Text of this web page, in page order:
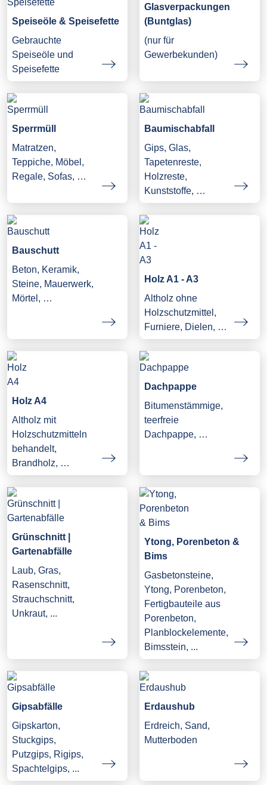
Speiseöle & Speisefette
Gebrauchte
Speiseöle und
Speisefette
Glasverpackungen
(Buntglas)
(nur für
Gewerbekunden)
Sperrmüll
Matratzen,
Teppiche, Möbel,
Regale, Sofas, …
Baumischabfall
Gips, Glas,
Tapetenreste,
Holzreste,
Kunststoffe, …
Bauschutt
Beton, Keramik,
Steine, Mauerwerk,
Mörtel, …
Holz A1 - A3
Altholz ohne
Holzschutzmittel,
Furniere, Dielen, …
Holz A4
Altholz mit
Holzschutzmitteln
behandelt,
Brandholz, …
Dachpappe
Bitumenstämmige,
teerfreie
Dachpappe, …
Grünschnitt |
Gartenabfälle
Laub, Gras,
Rasenschnitt,
Strauchschnitt,
Unkraut, ...
Ytong, Porenbeton &
Bims
Gasbetonsteine,
Ytong, Porenbeton,
Fertigbauteile aus
Porenbeton,
Planblockelemente,
Bimsstein, ...
Gipsabfälle
Gipskarton,
Stuckgips,
Putzgips, Rigips,
Spachtelgips, ...
Erdaushub
Erdreich, Sand,
Mutterboden